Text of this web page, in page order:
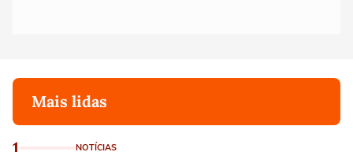
Mais lidas
1 NOTÍCIAS